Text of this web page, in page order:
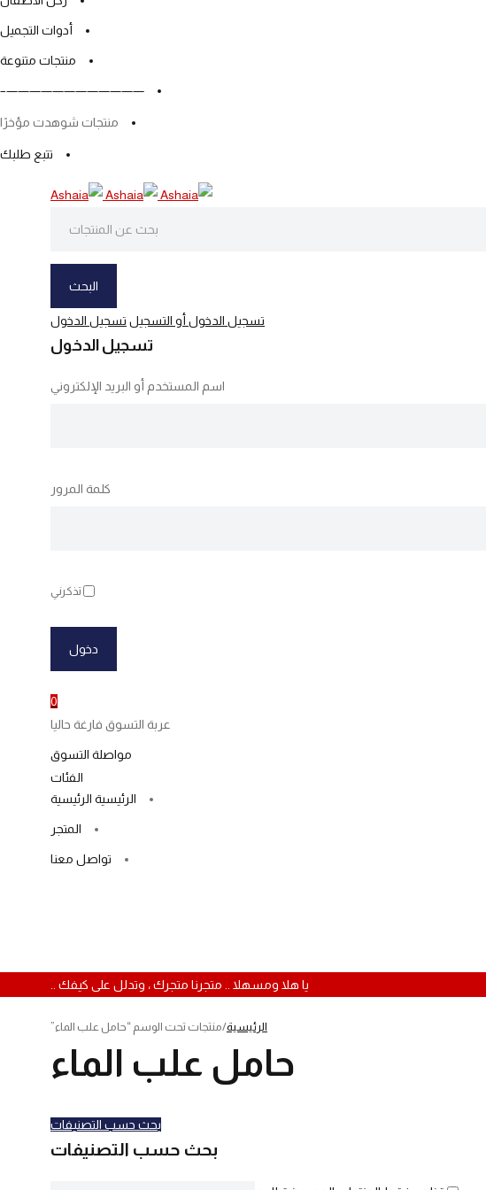
أدوات التجميل
منتجات متنوعة
————————————–
منتجات شوهدت مؤخرًا
تتبع طلبك
تسجيل الدخول أو التسجيل تسجيل الدخول
تسجيل الدخول
اسم المستخدم أو البريد الإلكتروني
كلمة المرور
تذكرني
0
عربة التسوق فارغة حاليا
مواصلة التسوق
الفئات
الرئيسية الرئيسية
المتجر
تواصل معنا
يا هلا ومسهلا .. متجرنا متجرك ، وتدلل على كيفك ..
الرئيسية/منتجات تحت الوسم “حامل علب الماء”
حامل علب الماء
بحث حسب التصنيفات
بحث حسب التصنيفات